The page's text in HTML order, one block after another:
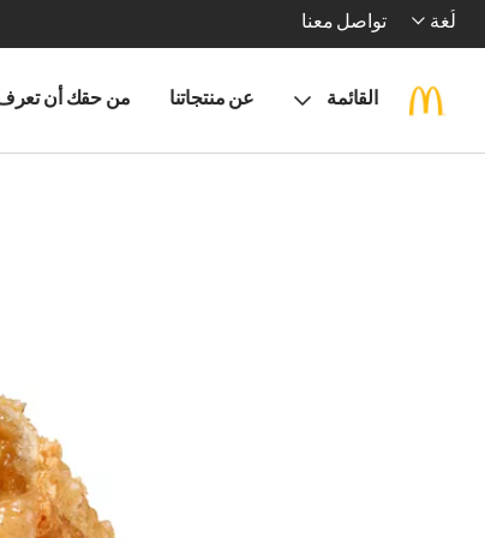
لُغة تواصل معنا
القائمة عن منتجاتنا من حقك أن